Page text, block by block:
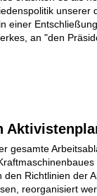
unserer
einer
an "den
gesamte
Richtlinien der
reorganisiert